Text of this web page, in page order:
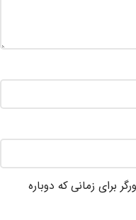
برای زمانی که دوباره